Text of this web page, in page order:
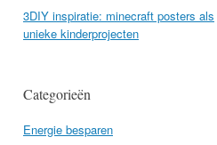
3DIY inspiratie: minecraft posters als
unieke kinderprojecten
Categorieën
Energie besparen